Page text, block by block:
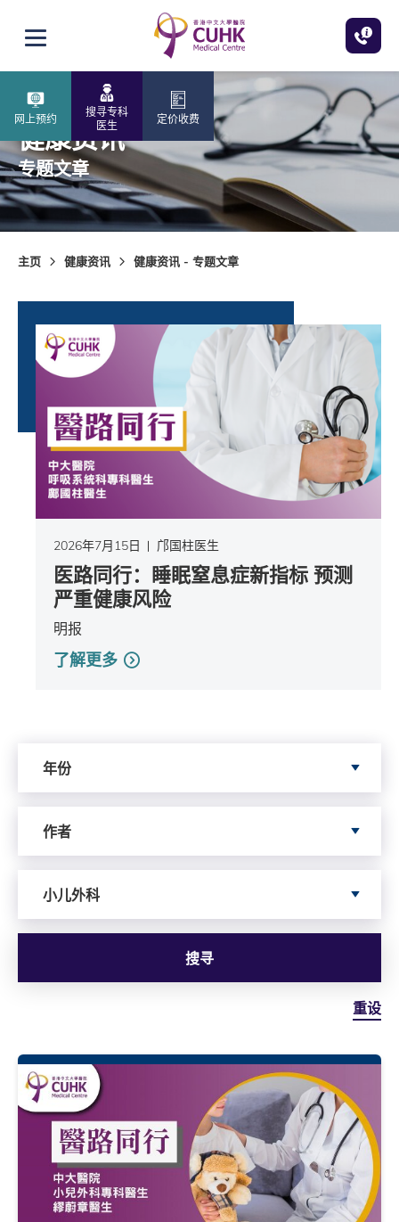
打开选单
网上预约
搜寻专科
医生
定价收费
健康资讯
专题文章
主页 健康资讯 健康资讯 - 专题文章
2026年7月15日 邝国柱医生
医路同行：睡眠窒息症新指标 预测
严重健康风险
明报
了解更多
年份
作者
小儿外科
搜寻
重设